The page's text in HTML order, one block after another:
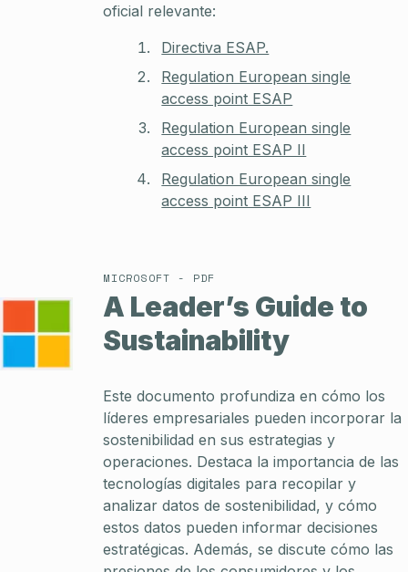
oficial relevante:
Directiva ESAP.
Regulation European single
access point ESAP
Regulation European single
access point ESAP II
Regulation European single
access point ESAP III
MICROSOFT - PDF
A Leader’s Guide to
Sustainability
Este documento profundiza en cómo los
líderes empresariales pueden incorporar la
sostenibilidad en sus estrategias y
operaciones. Destaca la importancia de las
tecnologías digitales para recopilar y
analizar datos de sostenibilidad, y cómo
estos datos pueden informar decisiones
estratégicas. Además, se discute cómo las